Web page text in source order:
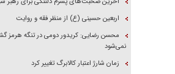
اربعین حسینی (ع) از منظر فقه و روایت
محسن رضایی: کریدور دومی در تنگه هرمز
نمی‌شود
زمان شارژ اعتبار کالابرگ تغییر کرد